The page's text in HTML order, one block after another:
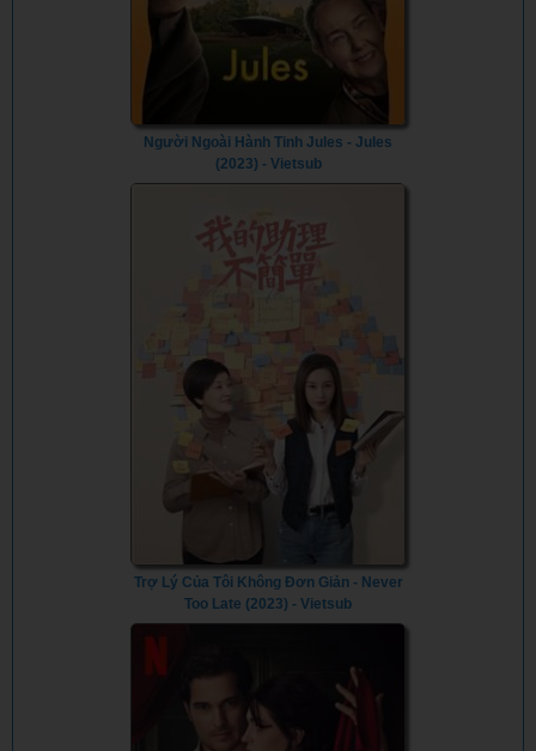
Người Ngoài Hành Tinh Jules - Jules
(2023) - Vietsub
Trợ Lý Của Tôi Không Đơn Giản - Never
Too Late (2023) - Vietsub